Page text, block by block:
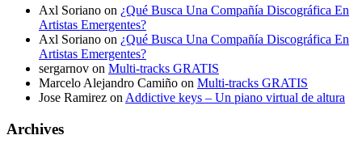
Axl Soriano on ¿Qué Busca Una Compañía Discográfica En
Artistas Emergentes?
Axl Soriano on ¿Qué Busca Una Compañía Discográfica En
Artistas Emergentes?
sergarnov on Multi-tracks GRATIS
Marcelo Alejandro Camiño on Multi-tracks GRATIS
Jose Ramirez on Addictive keys – Un piano virtual de altura
Archives